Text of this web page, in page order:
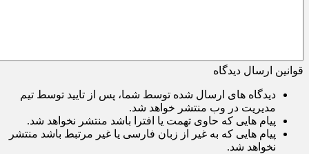
قوانین ارسال دیدگاه
دیدگاه های ارسال شده توسط شما، پس از تایید توسط تیم
مدیریت در وب منتشر خواهد شد.
پیام هایی که حاوی تهمت یا افترا باشد منتشر نخواهد شد.
پیام هایی که به غیر از زبان فارسی یا غیر مرتبط باشد منتشر
نخواهد شد.